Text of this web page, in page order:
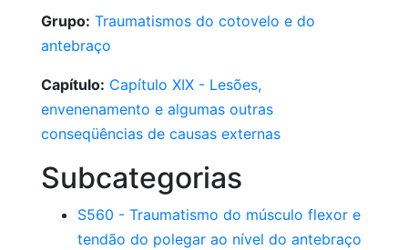
Grupo: Traumatismos do cotovelo e do
antebraço
Capítulo: Capítulo XIX - Lesões,
envenenamento e algumas outras
conseqüências de causas externas
Subcategorias
S560 - Traumatismo do músculo flexor e
tendão do polegar ao nível do antebraço